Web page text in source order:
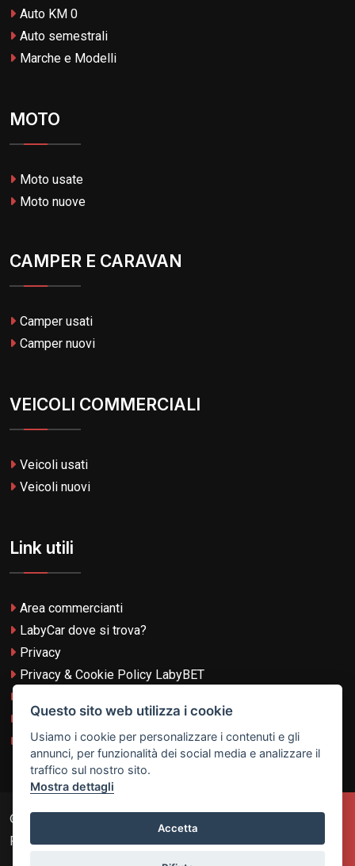
Auto KM 0
Auto semestrali
Marche e Modelli
MOTO
Moto usate
Moto nuove
CAMPER E CARAVAN
Camper usati
Camper nuovi
VEICOLI COMMERCIALI
Veicoli usati
Veicoli nuovi
Link utili
Area commercianti
LabyCar dove si trova?
Privacy
Privacy & Cookie Policy LabyBET
Termini e Condizioni LabyBET
Login con TikTok
© 2026
Rights Reserved.
Questo sito web utilizza i cookie
Usiamo i cookie per personalizzare i contenuti e gli
annunci, per funzionalità dei social media e analizzare il
traffico sul nostro sito.
Mostra dettagli
Accetta